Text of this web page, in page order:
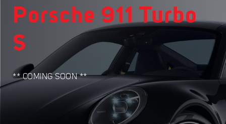
Porsche 911 Turbo
S
** COMING SOON **